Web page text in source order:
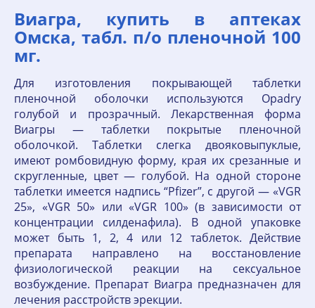
Виагра, купить в аптеках
Омска, табл. п/о пленочной 100
мг.
Для изготовления покрывающей таблетки
пленочной оболочки используются Opadry
голубой и прозрачный. Лекарственная форма
Виагры — таблетки покрытые пленочной
оболочкой. Таблетки слегка двояковыпуклые,
имеют ромбовидную форму, края их срезанные и
скругленные, цвет — голубой. На одной стороне
таблетки имеется надпись “Pfizer”, с другой — «VGR
25», «VGR 50» или «VGR 100» (в зависимости от
концентрации силденафила). В одной упаковке
может быть 1, 2, 4 или 12 таблеток. Действие
препарата направлено на восстановление
физиологической реакции на сексуальное
возбуждение. Препарат Виагра предназначен для
лечения расстройств эрекции.